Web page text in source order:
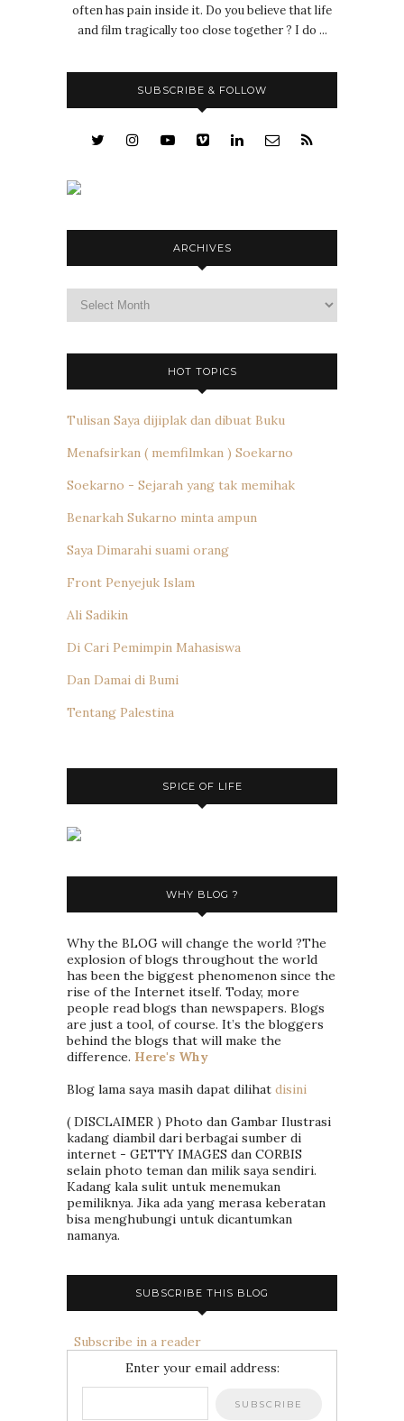
often has pain inside it. Do you believe that life
and film tragically too close together ? I do ...
SUBSCRIBE & FOLLOW
ARCHIVES
HOT TOPICS
Tulisan Saya dijiplak dan dibuat Buku
Menafsirkan ( memfilmkan ) Soekarno
Soekarno - Sejarah yang tak memihak
Benarkah Sukarno minta ampun
Saya Dimarahi suami orang
Front Penyejuk Islam
Ali Sadikin
Di Cari Pemimpin Mahasiswa
Dan Damai di Bumi
Tentang Palestina
SPICE OF LIFE
WHY BLOG ?
Why the BLOG will change the world ?The
explosion of blogs throughout the world
has been the biggest phenomenon since the
rise of the Internet itself. Today, more
people read blogs than newspapers. Blogs
are just a tool, of course. It’s the bloggers
behind the blogs that will make the
difference. Here's Why
Blog lama saya masih dapat dilihat disini
( DISCLAIMER ) Photo dan Gambar Ilustrasi
kadang diambil dari berbagai sumber di
internet - GETTY IMAGES dan CORBIS
selain photo teman dan milik saya sendiri.
Kadang kala sulit untuk menemukan
pemiliknya. Jika ada yang merasa keberatan
bisa menghubungi untuk dicantumkan
namanya.
SUBSCRIBE THIS BLOG
Subscribe in a reader
Enter your email address: